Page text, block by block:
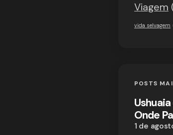
Viagem
vida selvagem
POSTS
Onde
1 de